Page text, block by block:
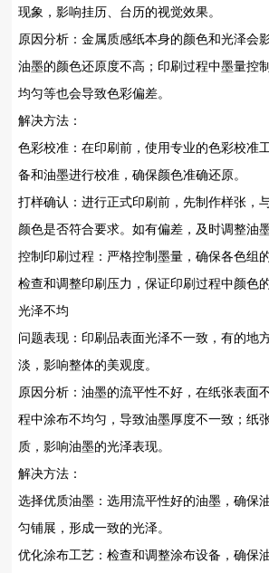
现象，影响挂历、台历的视觉效果。
原因分析‌：金属质感纸本身的颜色和光泽会
油墨的颜色还原度不高；印刷过程中墨量控
均匀等也会导致色彩偏差。
解决方法‌：
色彩校准‌：在印刷前，使用专业的色彩校准
备和油墨进行校准，确保颜色准确还原。
打样确认‌：进行正式印刷前，先制作样张，
颜色是否符合要求。如有偏差，及时调整油
控制印刷过程‌：严格控制墨量，确保各色组
检查和调整印刷压力，保证印刷过程中颜色的
光泽不均
问题表现‌：印刷品表面光泽不一致，有的地
淡，影响整体的美观度。
原因分析‌：油墨的流平性不好，在纸张表面
程中涂布不均匀，导致油墨厚度不一致；纸
质，影响油墨的光泽表现。
解决方法‌：
选择优质油墨‌：选用流平性好的油墨，确保
匀铺展，形成一致的光泽。
优化涂布工艺‌：检查和调整涂布设备，确保